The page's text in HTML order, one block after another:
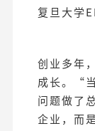
复旦大学
创业多年
成长。“
问题做了
企业，而